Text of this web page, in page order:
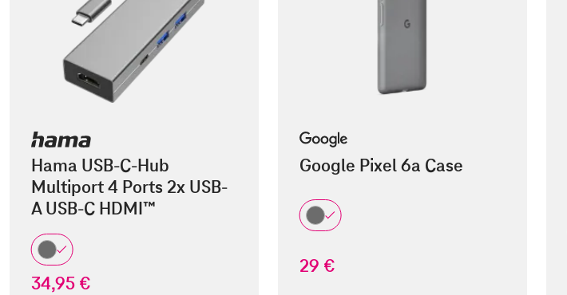
Hama USB-C-Hub
Multiport 4 Ports 2x USB-
A USB-C HDMI™
34,95 €
Google Pixel 6a Case
29 €